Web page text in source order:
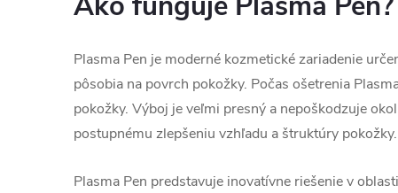
Plasma Pen je moderné kozmetické zariadenie
pôsobia na povrch pokožky. Počas ošetrenia
pokožky. Výboj je veľmi presný a nepoškodzuje
postupnému zlepšeniu vzhľadu a štruktúry pokožky.
Plasma Pen predstavuje inovatívne riešenie v